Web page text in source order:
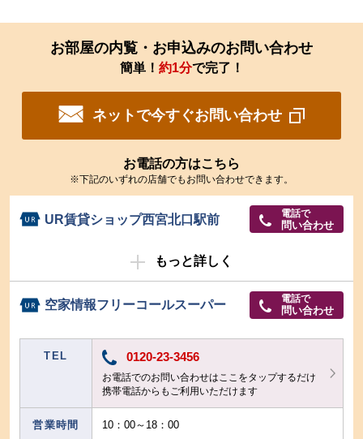
お部屋の内覧・お申込みのお問い合わせ
簡単！ 約1分で完了！
ネットで今すぐお問い合わせ
お電話の方はこちら
※下記のいずれの店舗でもお問い合わせできます。
UR賃貸ショップ西宮北口駅前 電話で
問い合わせ
もっと詳しく
空家情報フリーコールスーパー 電話で
問い合わせ
TEL 0120-23-3456
お電話でのお問い合わせはここをタップするだけ
携帯電話からもご利用いただけます
営業時間 10：00～18：00